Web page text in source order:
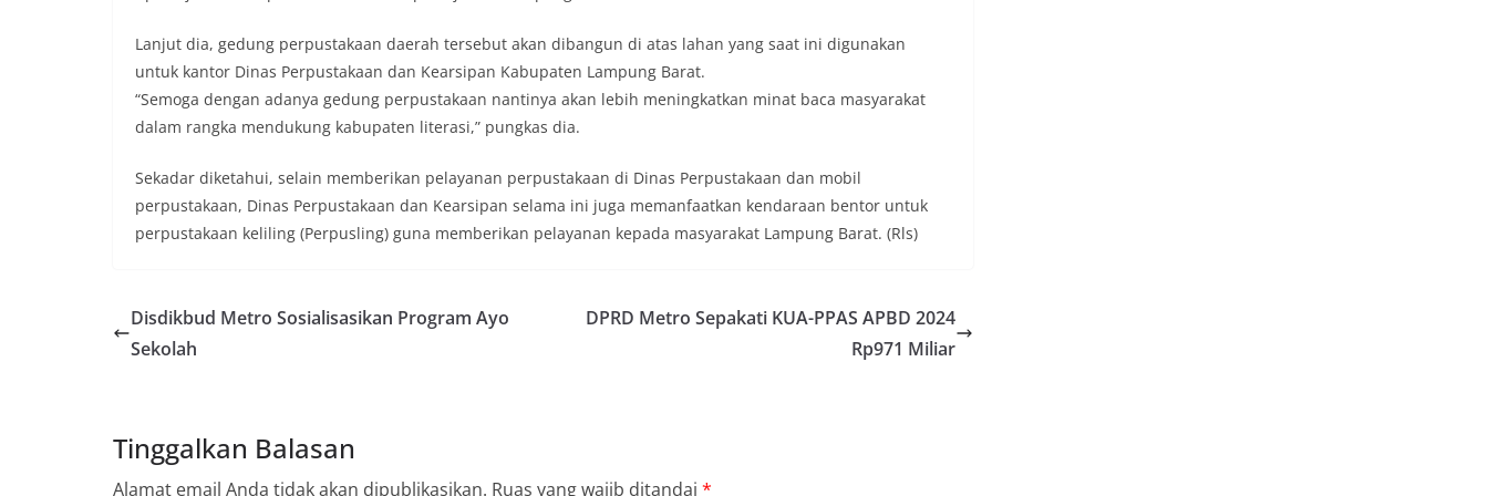
Lanjut dia, gedung perpustakaan daerah tersebut akan dibangun di atas lahan yang saat ini digunakan
untuk kantor Dinas Perpustakaan dan Kearsipan Kabupaten Lampung Barat.
“Semoga dengan adanya gedung perpustakaan nantinya akan lebih meningkatkan minat baca masyarakat
dalam rangka mendukung kabupaten literasi,” pungkas dia.
Sekadar diketahui, selain memberikan pelayanan perpustakaan di Dinas Perpustakaan dan mobil
perpustakaan, Dinas Perpustakaan dan Kearsipan selama ini juga memanfaatkan kendaraan bentor untuk
perpustakaan keliling (Perpusling) guna memberikan pelayanan kepada masyarakat Lampung Barat. (Rls)
Disdikbud Metro Sosialisasikan Program Ayo
Sekolah
DPRD Metro Sepakati KUA-PPAS APBD 2024
Rp971 Miliar
Tinggalkan Balasan
Alamat email Anda tidak akan dipublikasikan. Ruas yang wajib ditandai *